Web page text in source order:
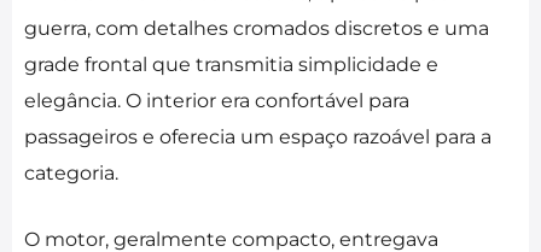
guerra, com detalhes cromados discretos e uma
grade frontal que transmitia simplicidade e
elegância. O interior era confortável para
passageiros e oferecia um espaço razoável para a
categoria.
O motor, geralmente compacto, entregava